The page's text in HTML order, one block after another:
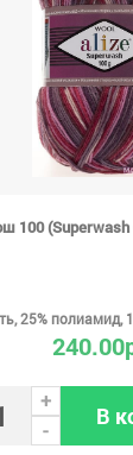
100
25% полиамид,
+
-
В